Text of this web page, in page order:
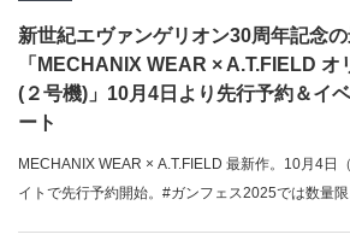
新世紀エヴァンゲリオン30周年記念の
「MECHANIX WEAR × A.T.FIELD オ
(２号機)」10月4日より先行予約＆イ
ート
MECHANIX WEAR × A.T.FIELD 最新作。10月4日
イトで先行予約開始。#ガンフェス2025では数量